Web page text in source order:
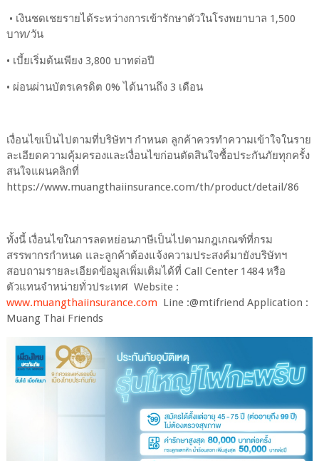
• เงินชดเชยรายได้ระหว่างการเข้ารักษาตัวในโรงพยาบาล 1,500
บาท/วัน
• เบี้ยเริ่มต้นเพียง 3,800 บาทต่อปี
• ผ่อนผ่านบัตรเครดิต 0% ได้นานถึง 3 เดือน
เงื่อนไขเป็นไปตามที่บริษัทฯ กำหนด ลูกค้าควรทำความเข้าใจในราย
ละเอียดความคุ้มครองและเงื่อนไขก่อนตัดสินใจซื้อประกันภัยทุกครั้ง
สนใจแผนคลิกที่
https://www.muangthaiinsurance.com/th/product/detail/86
ทั้งนี้ เงื่อนไขในการลดหย่อนภาษีเป็นไปตามกฎเกณฑ์ที่กรม
สรรพากรกำหนด และลูกค้าต้องแจ้งความประสงค์มายังบริษัทฯ
สอบถามรายละเอียดข้อมูลเพิ่มเติมได้ที่ Call Center 1484 หรือ
ตัวแทนจำหน่ายทั่วประเทศ Website :
www.muangthaiinsurance.com Line :@mtifriend Application :
Muang Thai Friends